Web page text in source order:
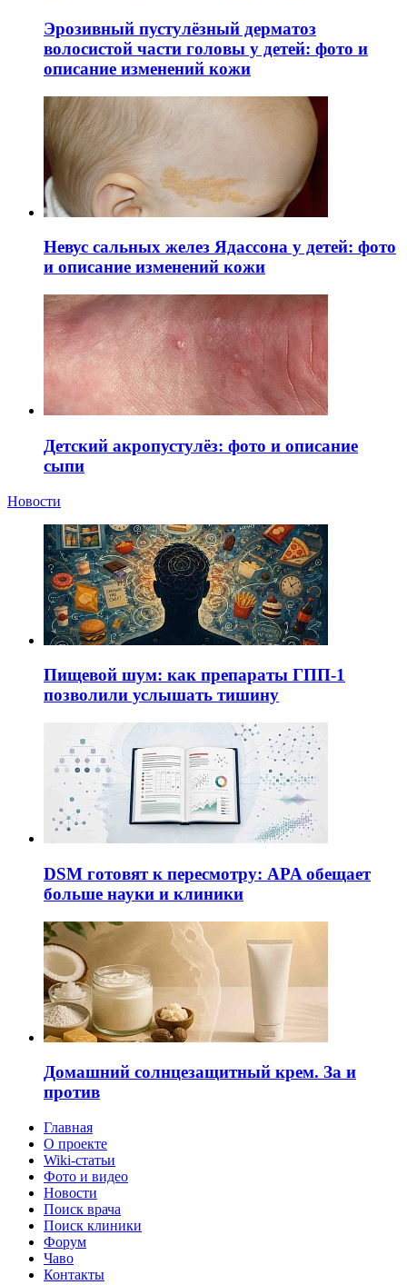
Эрозивный пустулёзный дерматоз
волосистой части головы у детей: фото и
описание изменений кожи
Невус сальных желез Ядассона у детей: фото
и описание изменений кожи
Детский акропустулёз: фото и описание
сыпи
Новости
Пищевой шум: как препараты ГПП-1
позволили услышать тишину
DSM готовят к пересмотру: APA обещает
больше науки и клиники
Домашний солнцезащитный крем. За и
против
Главная
О проекте
Wiki-статьи
Фото и видео
Новости
Поиск врача
Поиск клиники
Форум
Чаво
Контакты